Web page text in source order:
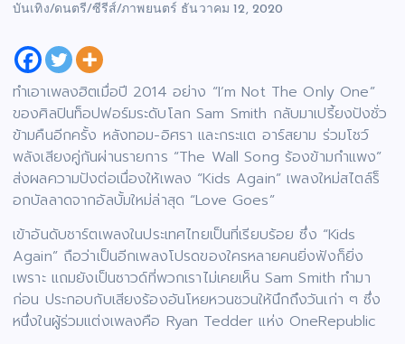
บันเทิง/ดนตรี/ซีรีส์/ภาพยนตร์ ธันวาคม 12, 2020
ทำเอาเพลงฮิตเมื่อปี 2014 อย่าง “I’m Not The Only One”
ของศิลปินท็อปฟอร์มระดับโลก Sam Smith กลับมาเปรี้ยงปังชั่ว
ข้ามคืนอีกครั้ง หลังทอม-อิศรา และกระแต อาร์สยาม ร่วมโชว์
พลังเสียงคู่กันผ่านรายการ “The Wall Song ร้องข้ามกำแพง”
ส่งผลความปังต่อเนื่องให้เพลง “Kids Again” เพลงใหม่สไตล์ร็
อกบัลลาดจากอัลบั้มใหม่ล่าสุด “Love Goes”
เข้าอันดับชาร์ตเพลงในประเทศไทยเป็นที่เรียบร้อย ซึ่ง “Kids
Again” ถือว่าเป็นอีกเพลงโปรดของใครหลายคนยิ่งฟังก็ยิ่ง
เพราะ แถมยังเป็นซาวด์ที่พวกเราไม่เคยเห็น Sam Smith ทำมา
ก่อน ประกอบกับเสียงร้องอันโหยหวนชวนให้นึกถึงวันเก่า ๆ ซึ่ง
หนึ่งในผู้ร่วมแต่งเพลงคือ Ryan Tedder แห่ง OneRepublic